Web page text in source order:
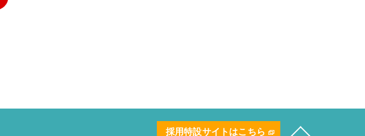
採用特設サイトはこちら